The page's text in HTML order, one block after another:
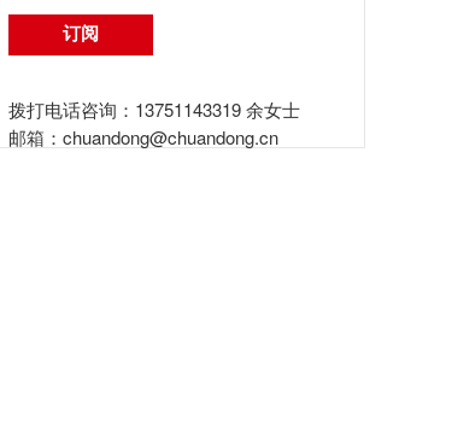
拨打电话咨询：13751143319 余女士
邮箱： chuandong@chuandong.cn